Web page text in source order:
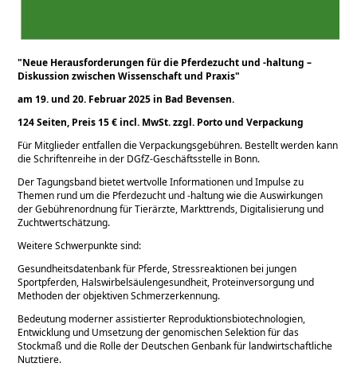
Neue Herausforderungen für die Pferdezucht und -haltung –
Diskussion zwischen Wissenschaft und Praxis
am 19. und 20. Februar 2025 in Bad Bevensen.
124 Seiten, Preis 15 € incl. MwSt. zzgl. Porto und Verpackung
Für Mitglieder entfallen die Verpackungsgebühren. Bestellt werden kann
die Schriftenreihe in der DGfZ-Geschäftsstelle in Bonn.
Der Tagungsband bietet wertvolle Informationen und Impulse zu
Themen rund um die Pferdezucht und -haltung wie die Auswirkungen
der Gebührenordnung für Tierärzte, Markttrends, Digitalisierung und
Zuchtwertschätzung.
Weitere Schwerpunkte sind:
Gesundheitsdatenbank für Pferde, Stressreaktionen bei jungen
Sportpferden, Halswirbelsäulengesundheit, Proteinversorgung und
Methoden der objektiven Schmerzerkennung.
Bedeutung moderner assistierter Reproduktionsbiotechnologien,
Entwicklung und Umsetzung der genomischen Selektion für das
Stockmaß und die Rolle der Deutschen Genbank für landwirtschaftliche
Nutztiere.